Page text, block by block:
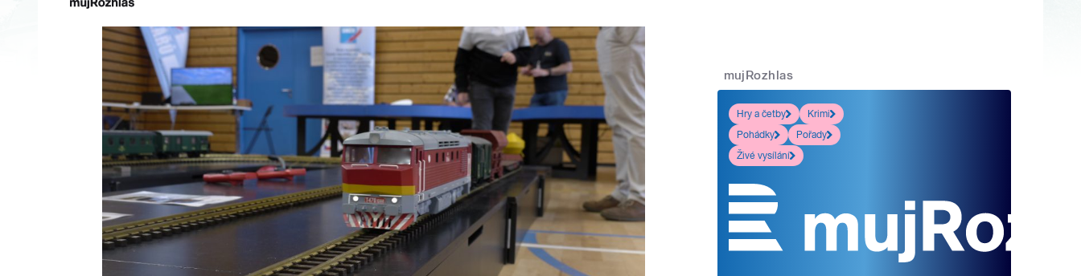
mujRozhlas
Hry a četby
Krimi
Pohádky
Pořady
Živé vysílání